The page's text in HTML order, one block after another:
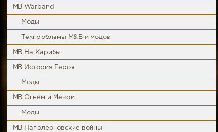
MB Warband
Моды
Техпроблемы M&B и модов
MB На Карибы
MB История Героя
Моды
MB Огнём и Мечом
Моды
MB Наполеоновские войны